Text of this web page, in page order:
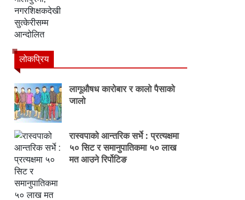
लाेकप्रिय
लागूऔषध कारोबार र कालो पैसाको
जालो
रास्वपाको आन्तरिक सर्भे : प्रत्यक्षमा
५० सिट र समानुपातिकमा ५० लाख
मत आउने रिर्पोटिङ